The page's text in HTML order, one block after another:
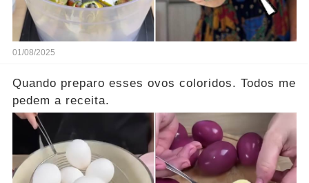
01/08/2025
Quando preparo esses ovos coloridos. Todos me
pedem a receita.